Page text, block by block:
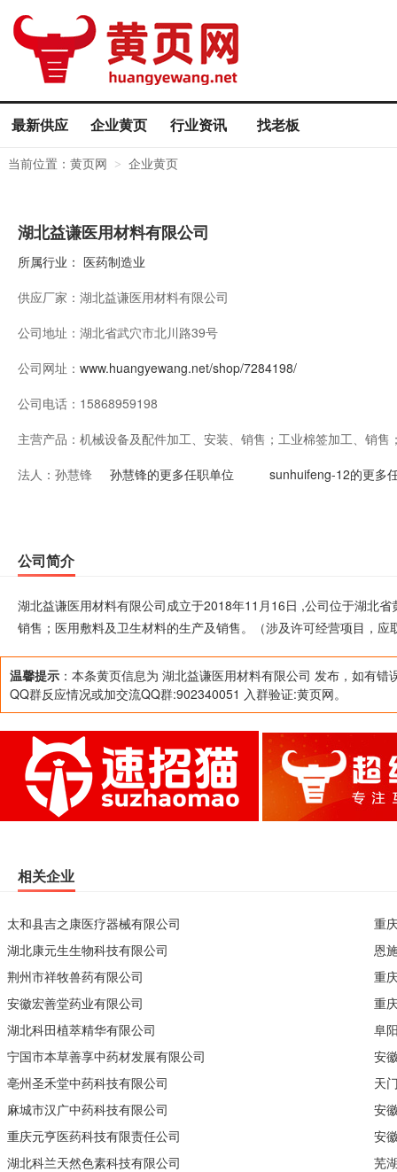
最新供应 企业黄页 行业资讯 找老板
当前位置： 黄页网 > 企业黄页
湖北益谦医用材料有限公司
所属行业： 医药制造业
供应厂家： 湖北益谦医用材料有限公司
公司地址： 湖北省武穴市北川路39号
公司网址： www.huangyewang.net/shop/7284198/
公司电话： 15868959198
主营产品： 机械设备及配件加工、安装、销售；工业棉签加工、销
售。（涉及许可经营项目，应取得相关部门许可后方可经
法人： 孙慧锋 孙慧锋的更多任职单位 sunhuifeng-12的更多
公司简介
湖北益谦医用材料有限公司成立于2018年11月16日 ,公司位于湖北
销售；医用敷料及卫生材料的生产及销售。（涉及许可经营项目，应
温馨提示 ：本条黄页信息为 湖北益谦医用材料有限公司 发布，如有错
QQ群反应情况或加交流QQ群:902340051 入群验证:黄页网。
相关企业
太和县吉之康医疗器械有限公司
湖北康元生生物科技有限公司
荆州市祥牧兽药有限公司
安徽宏善堂药业有限公司
湖北科田植萃精华有限公司
宁国市本草善享中药材发展有限公司
亳州圣禾堂中药科技有限公司
麻城市汉广中药科技有限公司
重庆元亨医药科技有限责任公司
湖北科兰天然色素科技有限公司
重
恩
重
重
阜
安
天
安
安
芜